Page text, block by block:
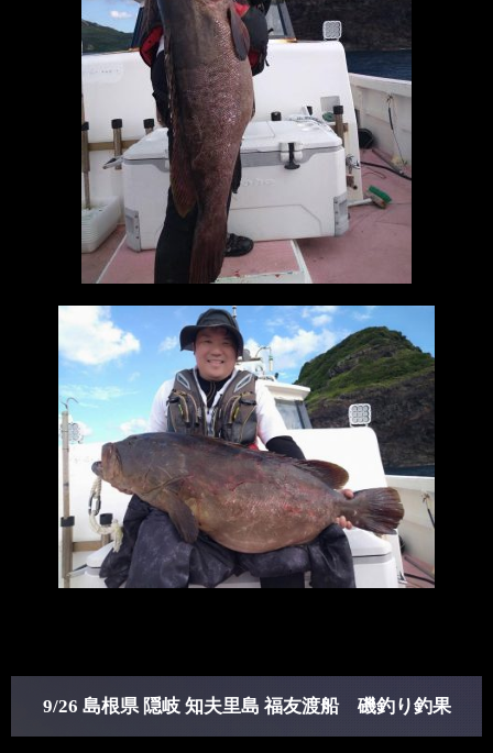
9/26 島根県 隠岐 知夫里島 福友渡船 磯釣り釣果